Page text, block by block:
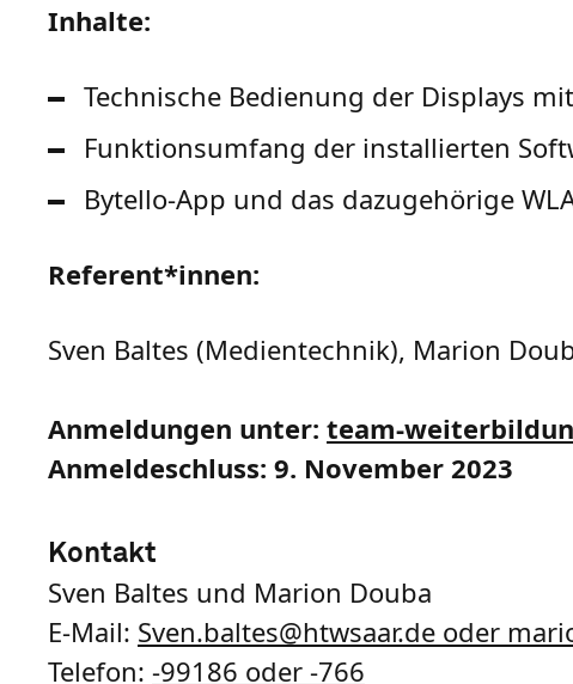
Inhalte:
Technische Bedienung der Displays
Funktionsumfang der installierten
Bytello-App und das dazugehörige
Referent*innen:
Sven Baltes (Medientechnik), Marion
Anmeldungen unter: team-
Anmeldeschluss: 9. November 2023
Kontakt
Sven Baltes und Marion Douba
E-Mail: Sven.baltes@htwsaar.de oder
Telefon: -99186 oder -766